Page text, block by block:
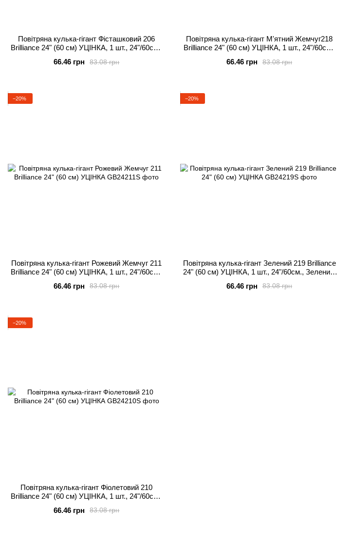
Повітряна кулька-гігант Фісташковий 206
Brilliance 24" (60 см) УЦІНКА, 1 шт., 24"/60см.,
83.08 грн
66.46 грн
Повітряна кулька-гігант М'ятний Жемчуг218
Brilliance 24" (60 см) УЦІНКА, 1 шт., 24"/60см.,
83.08 грн
66.46 грн
−20%
Повітряна кулька-гігант Рожевий Жемчуг 211
Brilliance 24" (60 см) УЦІНКА, 1 шт., 24"/60см.,
83.08 грн
66.46 грн
−20%
Повітряна кулька-гігант Зелений 219 Brilliance
24" (60 см) УЦІНКА, 1 шт., 24"/60см., Зелений,
83.08 грн
66.46 грн
−20%
Повітряна кулька-гігант Фіолетовий 210
Brilliance 24" (60 см) УЦІНКА, 1 шт., 24"/60см.,
83.08 грн
66.46 грн